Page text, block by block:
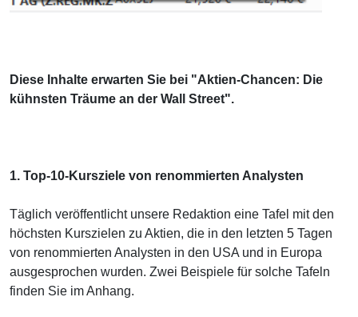
Diese Inhalte erwarten Sie bei "Aktien-Chancen: Die
kühnsten Träume an der Wall Street".
1. Top-10-Kursziele von renommierten Analysten
Täglich veröffentlicht unsere Redaktion eine Tafel mit den
höchsten Kurszielen zu Aktien, die in den letzten 5 Tagen
von renommierten Analysten in den USA und in Europa
ausgesprochen wurden. Zwei Beispiele für solche Tafeln
finden Sie im Anhang.